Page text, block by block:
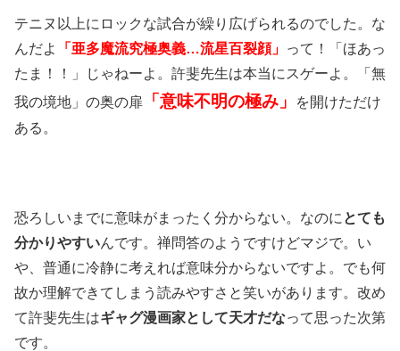
テニヌ以上にロックな試合が繰り広げられるのでした。な
んだよ
「亜多魔流究極奥義…流星百裂顔」 って！「ほあっ
たま！！」じゃねーよ。許斐先生は本当にスゲーよ。「無
我の境地」の奥の扉
「意味不明の極み」
を開けただけ
ある。
恐ろしいまでに意味がまったく分からない。なのに とても
分かりやすいんです。禅問答のようですけどマジで。い
や、普通に冷静に考えれば意味分からないですよ。でも何
故か理解できてしまう読みやすさと笑いがあります。改め
て許斐先生はギャグ漫画家として天才だなって思った次第
です。